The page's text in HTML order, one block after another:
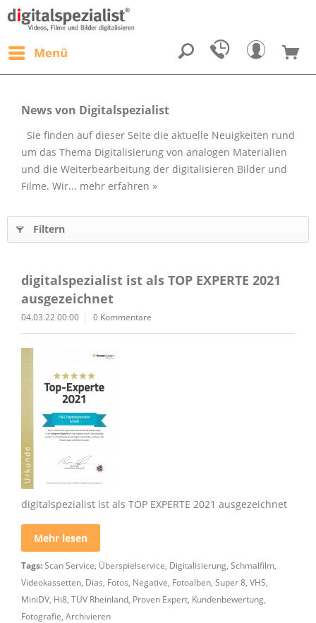
Menü
News von Digitalspezialist
Sie finden auf dieser Seite die aktuelle Neuigkeiten rund
um das Thema Digitalisierung von analogen Materialien
und die Weiterbearbeitung der digitalisieren Bilder und
Filme. Wir... mehr erfahren »
Filtern
digitalspezialist ist als TOP EXPERTE 2021
ausgezeichnet
04.03.22 00:00 0 Kommentare
digitalspezialist ist als TOP EXPERTE 2021 ausgezeichnet
Mehr lesen
Tags:Scan Service, Überspielservice, Digitalisierung, Schmalfilm,
Videokassetten, Dias, Fotos, Negative, Fotoalben, Super 8, VHS,
MiniDV, Hi8, TÜV Rheinland, Proven Expert, Kundenbewertung,
Fotografie, Archivieren